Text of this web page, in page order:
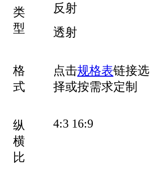
类
型
反射
透射
格
式
点击规格表链接选
择或按需求定制
纵
横
比
4:3 16:9